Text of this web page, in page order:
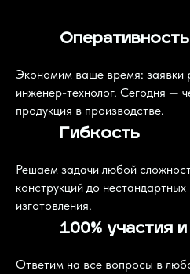
Оперативность
Экономим ваше время: заявки
инженер-технолог. Сегодня —
продукция в производстве.
Гибкость
Решаем задачи любой
конструкций до нестандартных
изготовления.
100% участия
Ответим на все вопросы в